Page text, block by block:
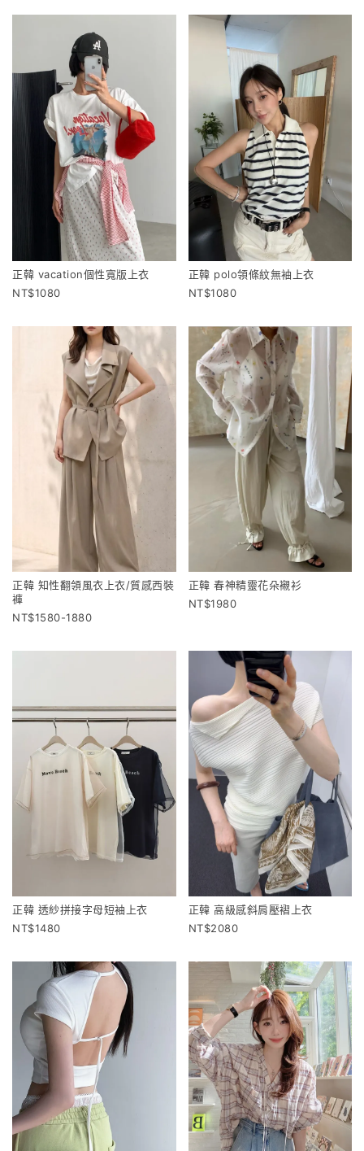
正韓 vacation個性寬版上衣
1080
正韓 polo領條紋無袖上衣
1080
正韓 知性翻領風衣上衣/質感西裝
褲
1580-1880
正韓 春神精靈花朵襯衫
1980
正韓 透紗拼接字母短袖上衣
1480
正韓 高級感斜肩壓褶上衣
2080